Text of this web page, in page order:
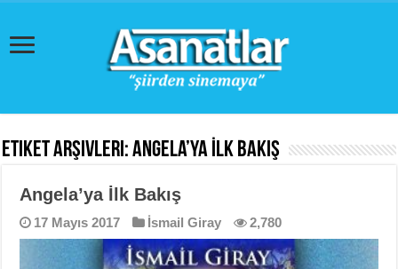
Etiket Arşivleri:Angela’ya İlk Bakış
Angela’ya İlk Bakış
17 Mayıs 2017 İsmail Giray 2,780